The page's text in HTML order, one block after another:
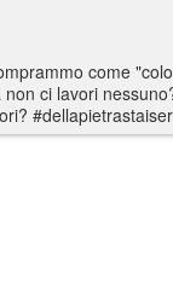
come
ci lavori